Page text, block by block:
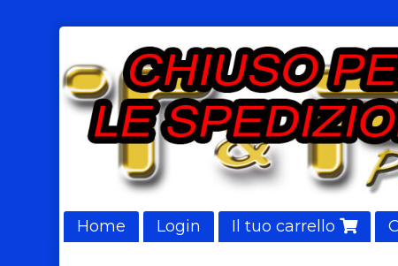
Home Login Il tuo carrello